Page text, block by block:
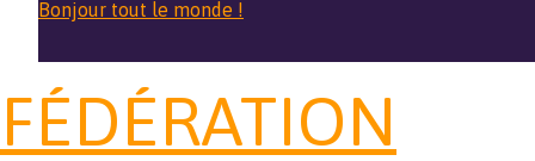
Bonjour tout le monde !
FÉDÉRATION